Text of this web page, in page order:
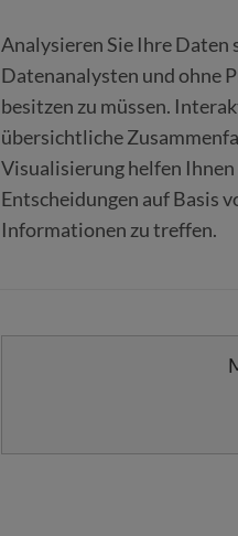
Analysieren Sie Ihre Daten
Datenanalysten und ohne
besitzen zu müssen.
übersichtliche
Visualisierung helfen
Entscheidungen auf Basis
Informationen zu treffen.